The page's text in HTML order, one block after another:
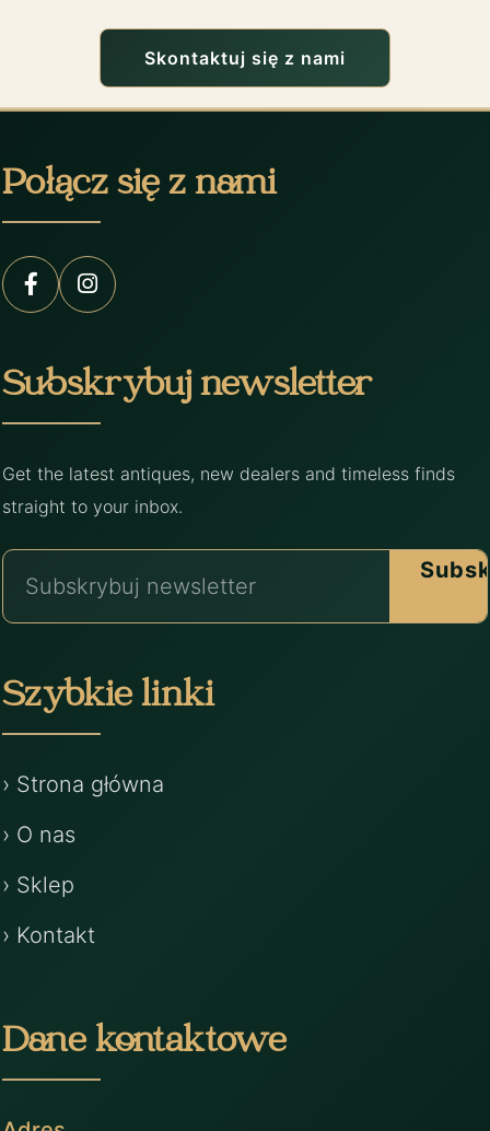
Skontaktuj się z nami
Połącz się z nami
Subskrybuj newsletter
Get the latest antiques, new dealers and timeless finds
straight to your inbox.
Szybkie linki
› Strona główna
› O nas
› Sklep
› Kontakt
Dane kontaktowe